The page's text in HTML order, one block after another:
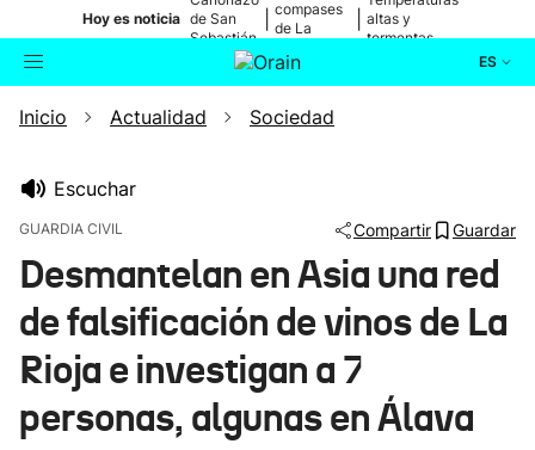
Hoy es noticia de San
Sebastián
compases
de La
altas y
tormentas
ES
Buscador Actualidad
Ikusmiran
Eguraldia
Inicio Actualidad Sociedad
Escuchar
GUARDIA CIVIL Compartir Guardar
Desmantelan en Asia una red
de falsificación de vinos de La
Rioja e investigan a 7
personas, algunas en Álava